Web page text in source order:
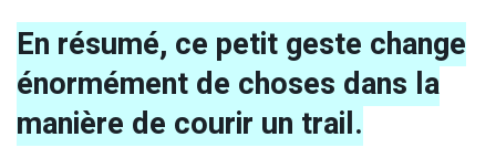
En résumé, ce petit geste change
énormément de choses dans la
manière de courir un trail.